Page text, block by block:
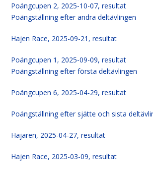
Poängcupen 2, 2025-10-07, resultat
Poängställning efter andra deltävlingen
Hajen Race, 2025-09-21, resultat
Poängcupen 1, 2025-09-09, resultat
Poängställning efter första deltävlingen
Poängcupen 6, 2025-04-29, resultat
Poängställning efter sjätte och sista
Hajaren, 2025-04-27, resultat
Hajen Race, 2025-03-09, resultat